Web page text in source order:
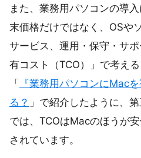
また、業務用パソコンの導
末価格だけではなく、OSや
サービス、運用・保守・サ
有コスト（TCO）」で考え
「
『業務用パソコンにMac
る？ 」で紹介したように、
では、TCOはMacのほうが
されています。